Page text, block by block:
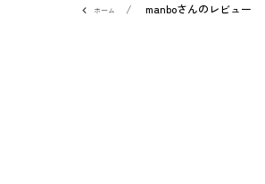
ホーム manboさんのレビュー